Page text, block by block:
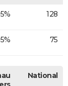
128
75
National